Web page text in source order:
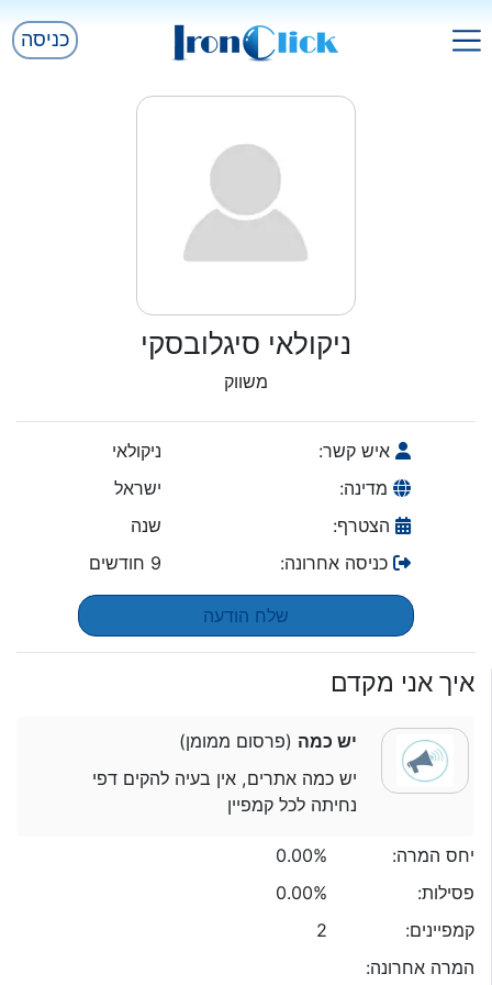
כניסה
ניקולאי סיגלובסקי
משווק
איש קשר:
ניקולאי
מדינה:
ישראל
הצטרף:
שנה
כניסה אחרונה:
9 חודשים
שלח הודעה
איך אני מקדם
יש כמה (פרסום ממומן)
יש כמה אתרים, אין בעיה להקים דפי
נחיתה לכל קמפיין
יחס המרה:
0.00%
פסילות:
0.00%
קמפיינים:
2
המרה אחרונה: